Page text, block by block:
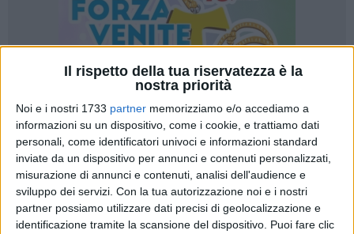
Il rispetto della tua riservatezza è la
nostra priorità
Noi e i nostri 1733 partner memorizziamo e/o accediamo a
informazioni su un dispositivo, come i cookie, e trattiamo dati
personali, come identificatori univoci e informazioni standard
inviate da un dispositivo per annunci e contenuti personalizzati,
misurazione di annunci e contenuti, analisi dell'audience e
sviluppo dei servizi. Con la tua autorizzazione noi e i nostri
partner possiamo utilizzare dati precisi di geolocalizzazione e
identificazione tramite la scansione del dispositivo. Puoi fare clic
8